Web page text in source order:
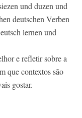
und duzen und
deutschen Verben
lernen und
e refletir sobre a
que contextos são
gostar.